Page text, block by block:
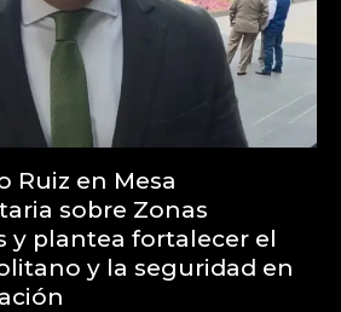
Ruiz en Mesa
sobre Zonas
y plantea fortalecer el
y la seguridad en